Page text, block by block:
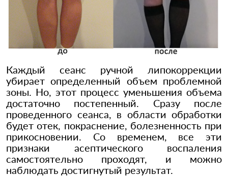
Каждый сеанс ручной липокоррекции
убирает определенный объем проблемной
зоны. Но, этот процесс уменьшения объема
достаточно постепенный. Сразу после
проведенного сеанса, в области обработки
будет отек, покраснение, болезненность при
прикосновении. Со временем, все эти
признаки асептического воспаления
самостоятельно проходят, и можно
наблюдать достигнутый результат.